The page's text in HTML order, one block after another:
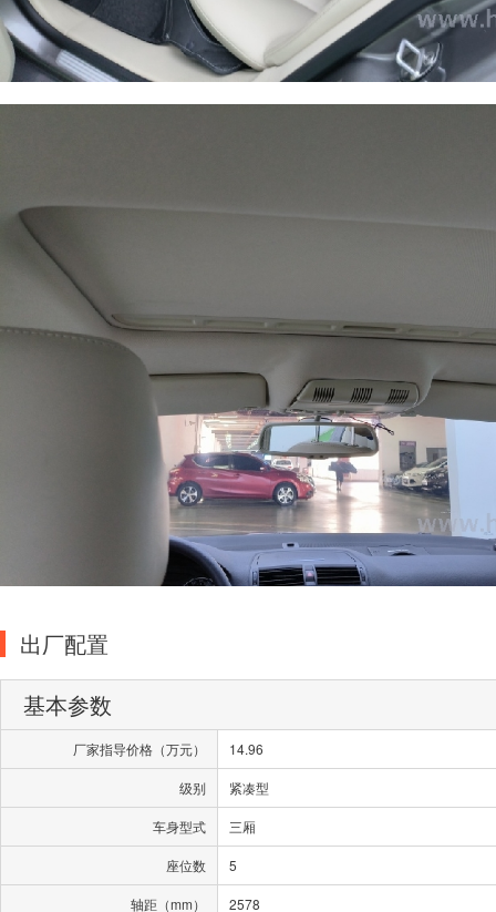
出厂配置
基本参数
厂家指导价格（万元） 14.96
级别 紧凑型
车身型式 三厢
座位数 5
轴距（mm） 2578